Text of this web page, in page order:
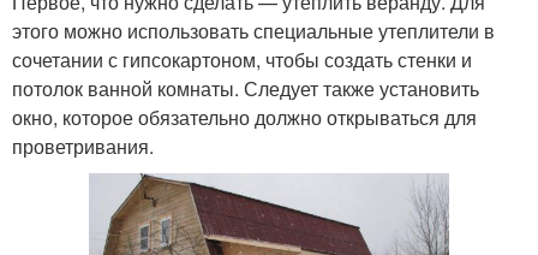
этого можно использовать специальные утеплители в
сочетании с гипсокартоном, чтобы создать стенки и
потолок ванной комнаты. Следует также установить
окно, которое обязательно должно открываться для
проветривания.